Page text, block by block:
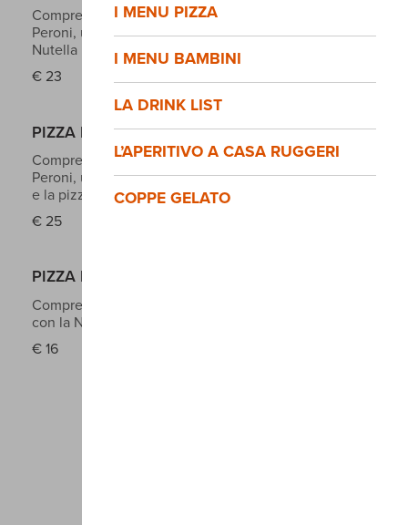
I MENU PIZZA
I MENU BAMBINI
LA DRINK LIST
L’APERITIVO A CASA RUGGERI
COPPE GELATO
Comprende anche le bevande analcoliche, Birra
Peroni, una selezione di fritti e la pizza con la
Nutella
€ 23
PIZZA NO STOP + ANTIPASTO
Comprende anche le bevande analcoliche, Birra
Peroni, una selezione di salumi e formaggi regionali
e la pizza con la Nutella
€ 25
PIZZA NO STOP (età 11 - 15 anni)
Comprende anche le bevande analcoliche e pizza
con la Nutella
€ 16